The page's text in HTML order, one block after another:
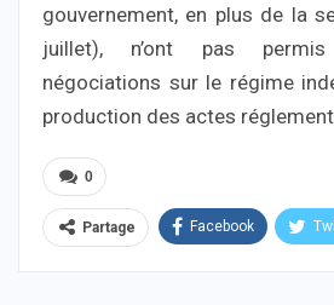
gouvernement, en plus de la
juillet), n’ont pas
négociations sur le régime
production des actes
0
Partage Facebook